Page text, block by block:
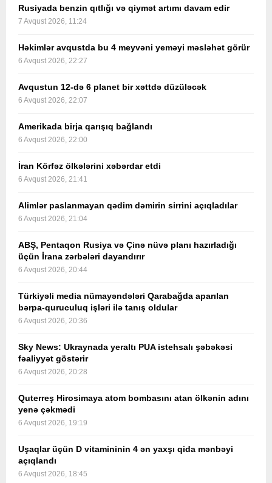
Rusiyada benzin qıtlığı və qiymət artımı davam edir
7 Avqust 2026, 11:24
Həkimlər avqustda bu 4 meyvəni yeməyi məsləhət görür
6 Avqust 2026, 22:27
Avqustun 12-də 6 planet bir xəttdə düzüləcək
6 Avqust 2026, 22:07
Amerikada birja qarışıq bağlandı
6 Avqust 2026, 22:00
İran Körfəz ölkələrini xəbərdar etdi
6 Avqust 2026, 21:41
Alimlər paslanmayan qədim dəmirin sirrini açıqladılar
6 Avqust 2026, 21:04
ABŞ, Pentaqon Rusiya və Çinə nüvə planı hazırladığı
üçün İrana zərbələri dayandırır
6 Avqust 2026, 20:44
Türkiyəli media nümayəndələri Qarabağda aparılan
bərpa-quruculuq işləri ilə tanış oldular
6 Avqust 2026, 20:36
Sky News: Ukraynada yeraltı PUA istehsalı şəbəkəsi
fəaliyyət göstərir
6 Avqust 2026, 20:28
Quterreş Hirosimaya atom bombasını atan ölkənin adını
yenə çəkmədi
6 Avqust 2026, 19:19
Uşaqlar üçün D vitamininin 4 ən yaxşı qida mənbəyi
açıqlandı
6 Avqust 2026, 18:45